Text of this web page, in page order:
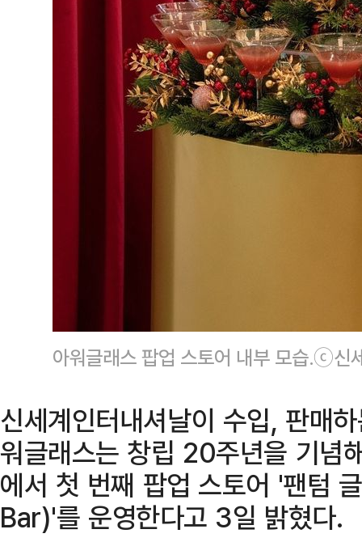
아워글래스 팝업 스토어 내부 모습.ⓒ신
신세계인터내셔날이 수입, 판매
워글래스는 창립 20주년을 기념
에서 첫 번째 팝업 스토어 '팬텀
Bar)'를 운영한다고 3일 밝혔다.